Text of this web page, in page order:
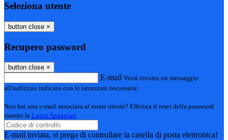
Seleziona utente
button close ×
Recupero password
button close ×
E-mail Verrà inviato un messaggio
all'indirizzo indicato con le istruzioni necessarie.
Non hai una e-mail associata al nome utente? Effettua il reset della password
tramite la Login Spaggiari
E-mail inviata, si prega di controllare la casella di posta elettronica!